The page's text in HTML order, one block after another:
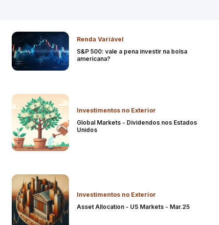
Renda Variável
S&P 500: vale a pena investir na bolsa
americana?
Investimentos no Exterior
Global Markets - Dividendos nos Estados
Unidos
Investimentos no Exterior
Asset Allocation - US Markets - Mar.25